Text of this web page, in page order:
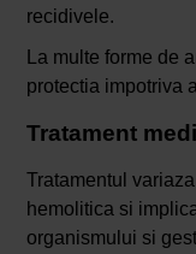
recidivele.
La multe forme de
protectia impotriva
Tratament
Tratamentul
hemolitica si
organismului si